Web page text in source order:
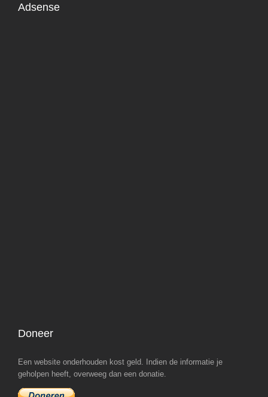
Adsense
Doneer
Een website onderhouden kost geld. Indien de informatie je
geholpen heeft, overweeg dan een donatie.